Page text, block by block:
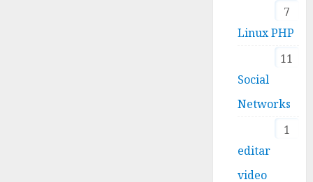
7
Linux PHP
11
Social
Networks
1
editar
video